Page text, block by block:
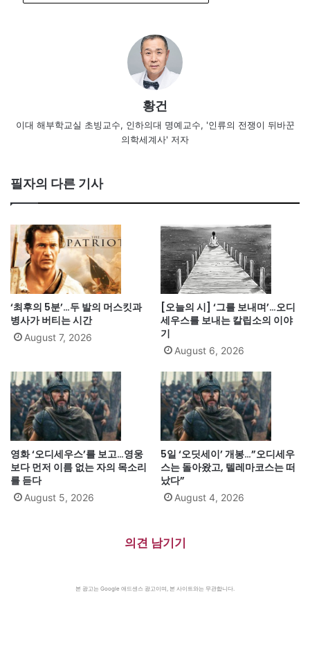
황건
이대 해부학교실 초빙교수, 인하의대 명예교수, '인류의 전쟁이 뒤바꾼
의학세계사' 저자
필자의 다른 기사
‘최후의 5분’…두 발의 머스킷과
병사가 버티는 시간
August 7, 2026
[오늘의 시] ‘그를 보내며’…오디
세우스를 보내는 칼립소의 이야
기
August 6, 2026
영화 ‘오디세우스’를 보고…영웅
보다 먼저 이름 없는 자의 목소리
를 듣다
August 5, 2026
5일 ‘오딧세이’ 개봉…”오디세우
스는 돌아왔고, 텔레마코스는 떠
났다”
August 4, 2026
의견 남기기
본 광고는 Google 애드센스 광고이며, 본 사이트와는 무관합니다.